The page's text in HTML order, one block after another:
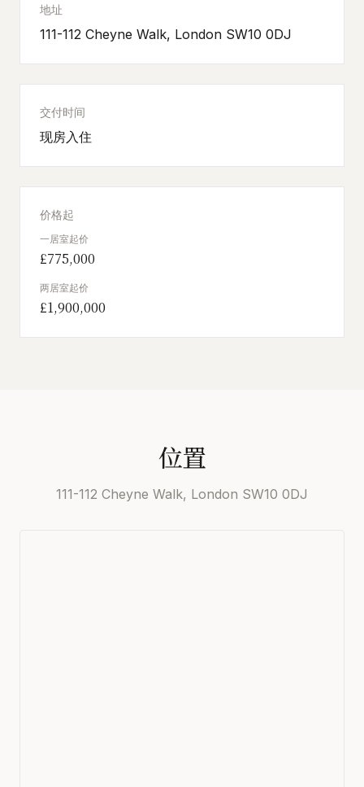
地址
111-112 Cheyne Walk, London SW10 0DJ
交付时间
现房入住
价格起
一居室起价
£775,000
两居室起价
£1,900,000
位置
111-112 Cheyne Walk, London SW10 0DJ